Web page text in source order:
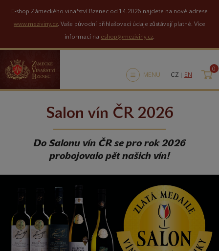
E-shop Zámeckého vinařství Bzenec od 1.4.2026 najdete na nové adrese
www.meziviny.cz. Vaše původní přihlašovací údaje zůstávají platné. Více
informací na eshop@meziviny.cz.
MENU CZ | EN
0
Salon vín ČR 2026
Do Salonu vín ČR se pro rok 2026
probojovalo pět našich vín!